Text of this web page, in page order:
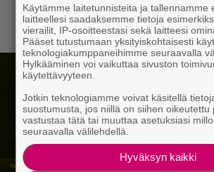
Käytämme laitetunnisteita ja tallennamme
laitteellesi saadaksemme tietoja
vierailit, IP-osoitteestasi sekä laitteesi
Pääset tutustumaan yksityiskohtaisesti
teknologiakumppaneihimme seuraavalla
Hylkääminen voi vaikuttaa sivuston
käytettävyyteen.
Jotkin teknologiamme voivat käsitellä
suostumusta, jos niillä on siihen oikeutettu
vastustaa tätä tai muuttaa asetuksiasi
seuraavalla välilehdellä.
Hyväksyn kaikki